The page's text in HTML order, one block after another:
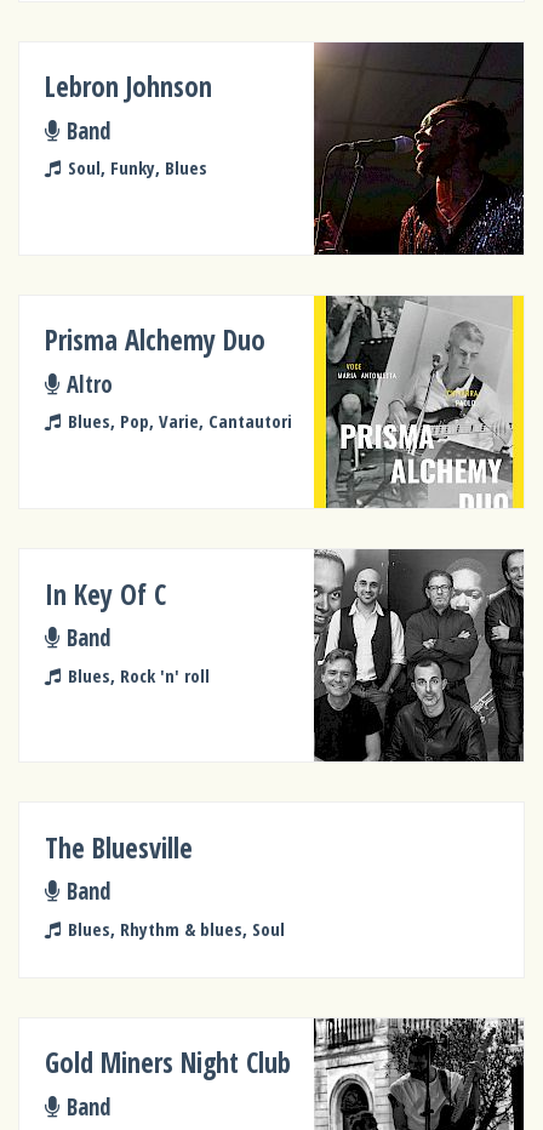
Lebron Johnson
Band
Soul, Funky, Blues
Prisma Alchemy Duo
Altro
Blues, Pop, Varie, Cantautori
In Key Of C
Band
Blues, Rock 'n' roll
The Bluesville
Band
Blues, Rhythm & blues, Soul
Gold Miners Night Club
Band